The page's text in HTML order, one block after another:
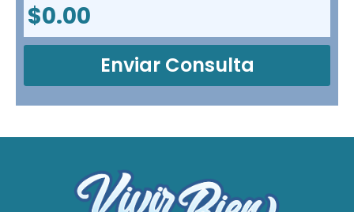
$0.00
Enviar Consulta